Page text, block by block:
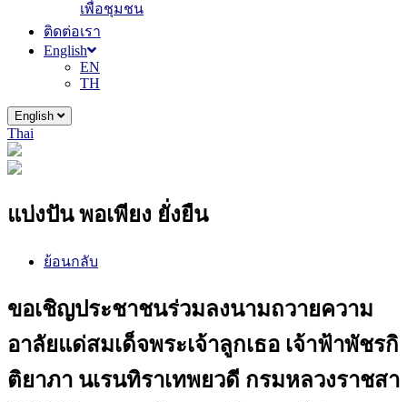
เพื่อชุมชน
ติดต่อเรา
English
EN
TH
English
Thai
แบ่งปัน พอเพียง ยั่งยืน
ย้อนกลับ
ขอเชิญประชาชนร่วมลงนามถวายความ
อาลัยแด่สมเด็จพระเจ้าลูกเธอ เจ้าฟ้าพัชรกิ
ติยาภา นเรนทิราเทพยวดี กรมหลวงราชสา